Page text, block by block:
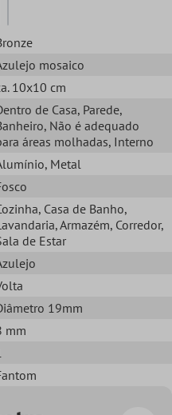
mosaico
10x10 cm
de Casa, Parede,
, Não é adequado
áreas molhadas, Interno
, Metal
, Casa de Banho,
, Armazém, Corredor,
de Estar
19mm
mm